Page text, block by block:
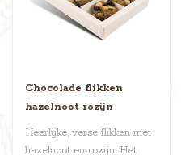
Chocolade flikken
hazelnoot rozijn
Heerlijke, verse flikken met
hazelnoot en rozijn. Het